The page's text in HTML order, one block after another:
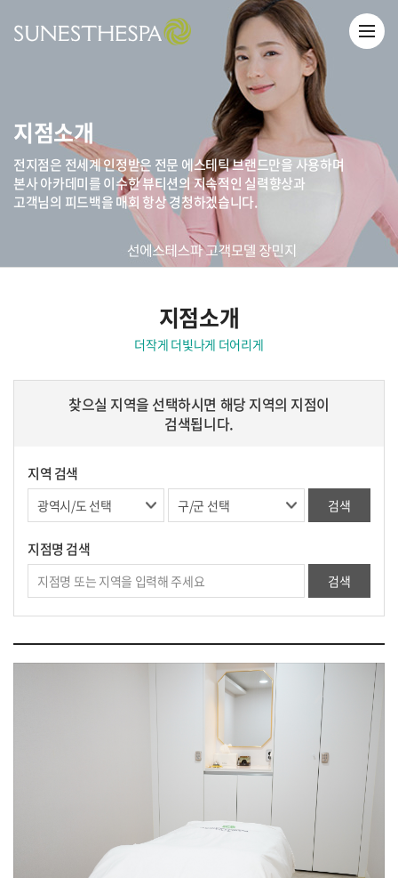
지점소개
전지점은 전세계 인정받은 전문 에스테틱 브랜드만을 사용하며
본사 아카데미를 이수한 뷰티션의 지속적인 실력향상과
고객님의 피드백을 매회 항상 경청하겠습니다.
지점소개
더작게 더빛나게 더어리게
찾으실 지역을 선택하시면 해당 지역의 지점이
검색됩니다.
지역 검색
지점명 검색